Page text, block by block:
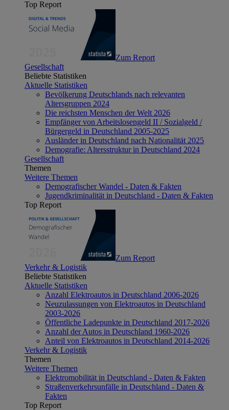
Top Report
Zum Report
Gesellschaft
Beliebte Statistiken
Aktuelle Statistiken
Bevölkerung Deutschlands nach relevanten
Altersgruppen 2024
Die reichsten Menschen der Welt 2026
Empfänger von Arbeitslosengeld II / Sozialgeld /
Bürgergeld in Deutschland 2005-2025
Ausländer in Deutschland nach Nationalität 2025
Demografie: Altersstruktur in Deutschland 2024
Gesellschaft
Themen
Weitere Themen
Demografischer Wandel - Daten & Fakten
Jugendkriminalität in Deutschland - Daten & Fakten
Top Report
Zum Report
Verkehr & Logistik
Beliebte Statistiken
Aktuelle Statistiken
Anzahl Elektroautos in Deutschland 2006-2026
Neuzulassungen von Elektroautos in Deutschland
2003-2026
Öffentliche Ladepunkte in Deutschland 2017-2026
Anzahl der Autos in Deutschland 1960-2026
Anteil von Elektroautos in Deutschland 2014-2026
Verkehr & Logistik
Themen
Weitere Themen
Elektromobilität in Deutschland - Daten & Fakten
Straßenverkehrsunfälle in Deutschland - Daten &
Fakten
Top Report